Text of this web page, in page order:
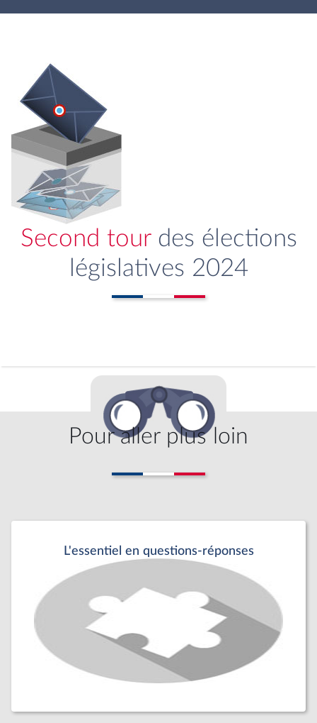
Second tourdes élections
législatives 2024
Pour aller plus loin
L'essentiel en questions-réponses